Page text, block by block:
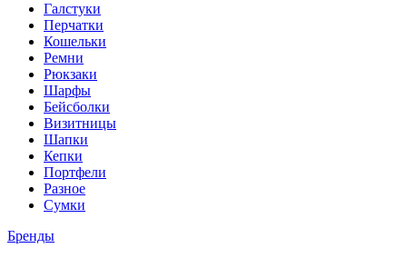
Галстуки
Перчатки
Кошельки
Ремни
Рюкзаки
Шарфы
Бейсболки
Визитницы
Шапки
Кепки
Портфели
Разное
Сумки
Бренды